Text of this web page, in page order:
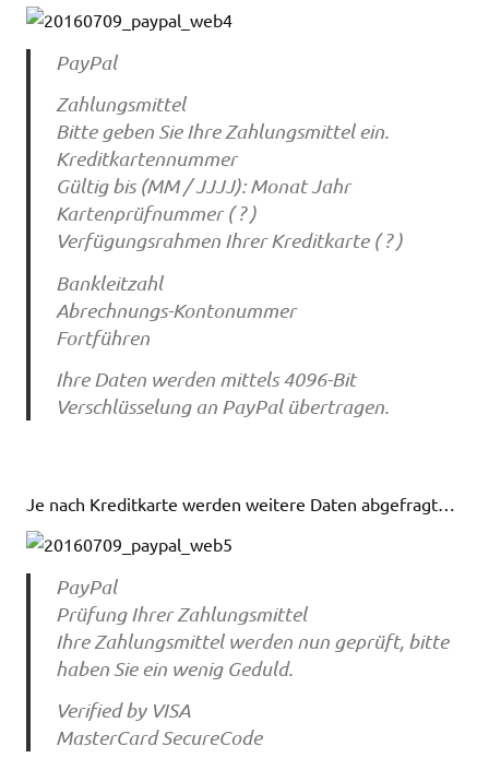
PayPal
Zahlungsmittel
Bitte geben Sie Ihre Zahlungsmittel ein.
Kreditkartennummer
Gültig bis (MM / JJJJ): Monat Jahr
Kartenprüfnummer ( ? )
Verfügungsrahmen Ihrer Kreditkarte ( ? )
Bankleitzahl
Abrechnungs-Kontonummer
Fortführen
Ihre Daten werden mittels 4096-Bit
Verschlüsselung an PayPal übertragen.
Je nach Kreditkarte werden weitere Daten abgefragt…
PayPal
Prüfung Ihrer Zahlungsmittel
Ihre Zahlungsmittel werden nun geprüft, bitte
haben Sie ein wenig Geduld.
Verified by VISA
MasterCard SecureCode